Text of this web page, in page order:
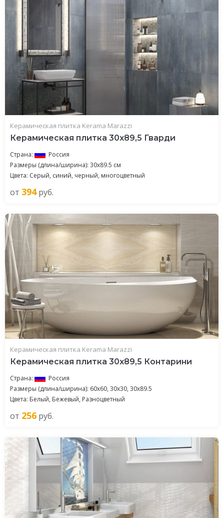
Керамическая плитка Kerama Marazzi
Керамическая плитка 30x89,5 Гварди
Страна:
Россия
Размеры (длина/ширина): 30x89.5 см
Цвета: Серый, синий, черный, многоцветный
от 394руб.
Керамическая плитка Kerama Marazzi
Керамическая плитка 30x89,5 Контарини
Страна:
Россия
Размеры (длина/ширина): 60x60, 30x30, 30x89.5
Цвета: Белый, Бежевый, Разноцветный
от 256 руб.